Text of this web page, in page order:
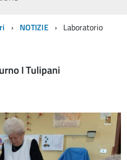
NOTIZIE Laboratorio
I Tulipani